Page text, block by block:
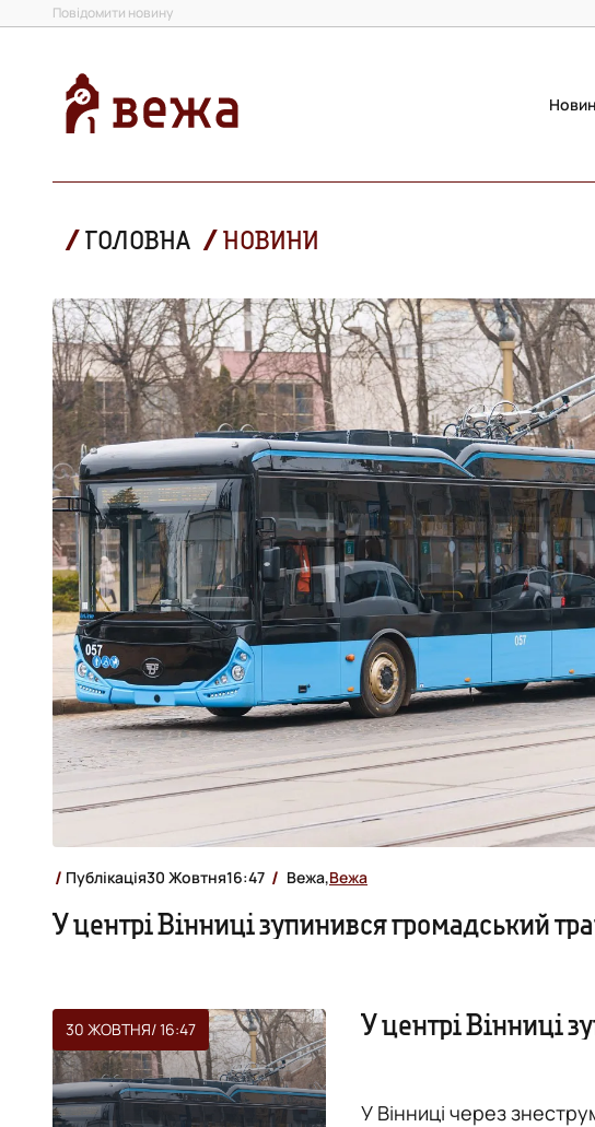
Повідомити новину
ГОЛОВНА НОВИНИ
Публікація30 Жовтня16:47 Вежа,Вежа
У центрі Вінниці зупинився громадський
30 ЖОВТНЯ/ 16:47 У центрі Вінниці
У Вінниці через